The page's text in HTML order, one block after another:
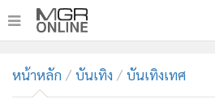
ทันเหตุการณ์
หน้าหลัก บันเทิง บันเทิงเทศ